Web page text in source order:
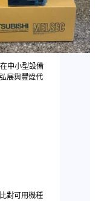
中小型設備
展與豐煒代
對可用機種